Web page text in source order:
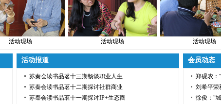
活动现场 活动现场 活动现场
活动报道
苏秦会读书品茗十三期畅谈职业人生
苏秦会读书品茗十二期探讨社群商业
苏秦会读书品茗十一期探讨IP+生态圈
会员动态
郑砚农
刘希平荣
徐俊："